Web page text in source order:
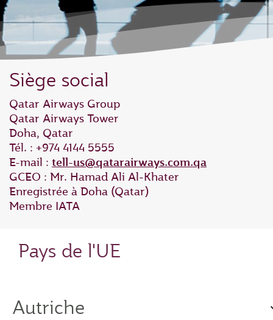
Siège social
Qatar Airways Group
Qatar Airways Tower
Doha, Qatar
Tél. : +974 4144 5555
E-mail : tell-us@qatarairways.com.qa
GCEO : Mr. Hamad Ali Al‑Khater
Enregistrée à Doha (Qatar)
Membre IATA
Pays de l'UE
Autriche